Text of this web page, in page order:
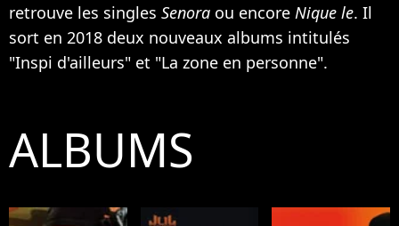
retrouve les singles Senora ou encore Nique le. Il
sort en 2018 deux nouveaux albums intitulés
"Inspi d'ailleurs" et "La zone en personne".
ALBUMS